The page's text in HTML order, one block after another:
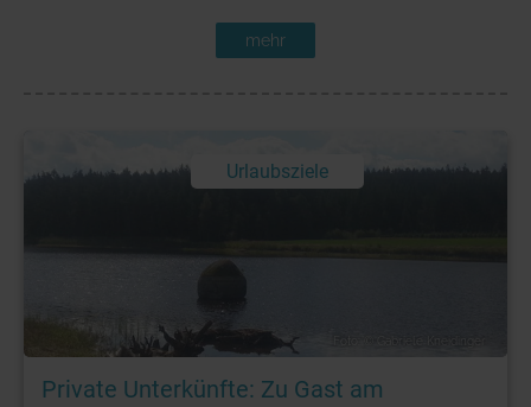
mehr
Urlaubsziele
Private Unterkünfte: Zu Gast am